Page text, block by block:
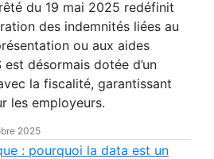
du 19 mai 2025 redéfinit
des indemnités liées au
ou aux aides
est désormais dotée d’un
la fiscalité, garantissant
les employeurs.
2025
: pourquoi la data est un